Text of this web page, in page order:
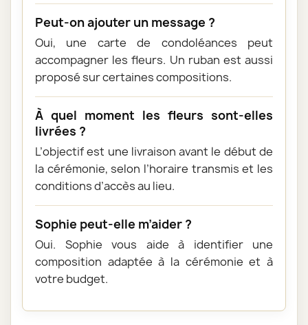
Peut-on ajouter un message ?
Oui, une carte de condoléances peut
accompagner les fleurs. Un ruban est aussi
proposé sur certaines compositions.
À quel moment les fleurs sont-elles
livrées ?
L’objectif est une livraison avant le début de
la cérémonie, selon l’horaire transmis et les
conditions d’accès au lieu.
Sophie peut-elle m’aider ?
Oui. Sophie vous aide à identifier une
composition adaptée à la cérémonie et à
votre budget.